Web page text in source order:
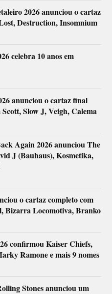
2026 anunciou o cartaz
Destruction, Insomnium
celebra 10 anos em
anunciou o cartaz final
Slow J, Veigh, Calema
Again 2026 anunciou The
J (Bauhaus), Kosmetika,
o cartaz completo com
Bizarra Locomotiva, Branko
confirmou Kaiser Chiefs,
Ramone e mais 9 nomes
Stones anunciou um